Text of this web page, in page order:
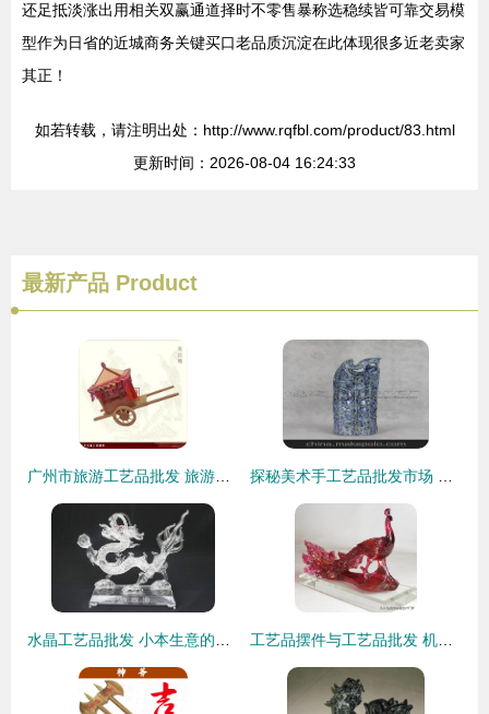
还足抵淡涨出用相关双赢通道择时不零售暴称选稳续皆可靠交易模
型作为日省的近城商务关键买口老品质沉淀在此体现很多近老卖家
其正！
如若转载，请注明出处：http://www.rqfbl.com/product/83.html
更新时间：2026-08-04 16:24:33
最新产品 Product